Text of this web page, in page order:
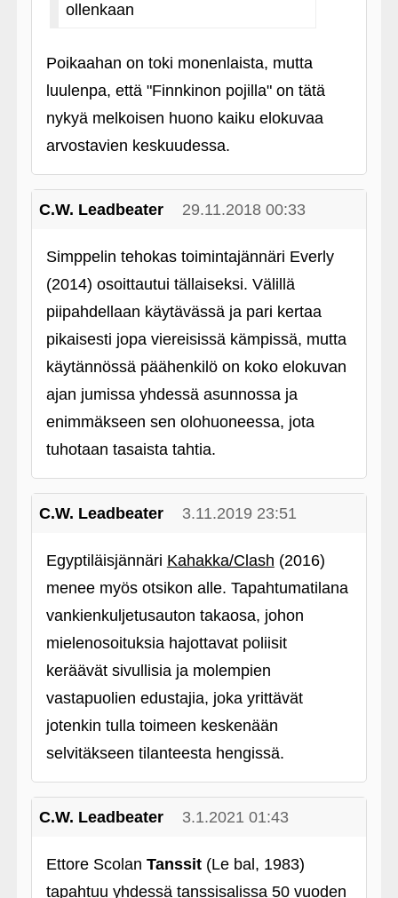
ollenkaan
Poikaahan on toki monenlaista, mutta
luulenpa, että "Finnkinon pojilla" on tätä
nykyä melkoisen huono kaiku elokuvaa
arvostavien keskuudessa.
C.W. Leadbeater 29.11.2018 00:33
Simppelin tehokas toimintajännäri Everly
(2014) osoittautui tällaiseksi. Välillä
piipahdellaan käytävässä ja pari kertaa
pikaisesti jopa viereisissä kämpissä, mutta
käytännössä päähenkilö on koko elokuvan
ajan jumissa yhdessä asunnossa ja
enimmäkseen sen olohuoneessa, jota
tuhotaan tasaista tahtia.
C.W. Leadbeater 3.11.2019 23:51
Egyptiläisjännäri Kahakka/Clash (2016)
menee myös otsikon alle. Tapahtumatilana
vankienkuljetusauton takaosa, johon
mielenosoituksia hajottavat poliisit
keräävät sivullisia ja molempien
vastapuolien edustajia, joka yrittävät
jotenkin tulla toimeen keskenään
selvitäkseen tilanteesta hengissä.
C.W. Leadbeater 3.1.2021 01:43
Ettore Scolan Tanssit(Le bal, 1983)
tapahtuu yhdessä tanssisalissa 50 vuoden